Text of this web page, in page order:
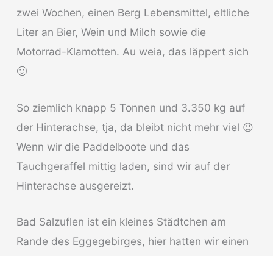
zwei Wochen, einen Berg Lebensmittel, eltliche
Liter an Bier, Wein und Milch sowie die
Motorrad-Klamotten. Au weia, das läppert sich
🙂
So ziemlich knapp 5 Tonnen und 3.350 kg auf
der Hinterachse, tja, da bleibt nicht mehr viel 😉
Wenn wir die Paddelboote und das
Tauchgeraffel mittig laden, sind wir auf der
Hinterachse ausgereizt.
Bad Salzuflen ist ein kleines Städtchen am
Rande des Eggegebirges, hier hatten wir einen